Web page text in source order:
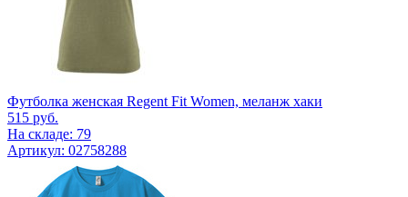
Футболка женская Regent Fit Women, меланж хаки
515 руб.
На складе: 79
Артикул: 02758288